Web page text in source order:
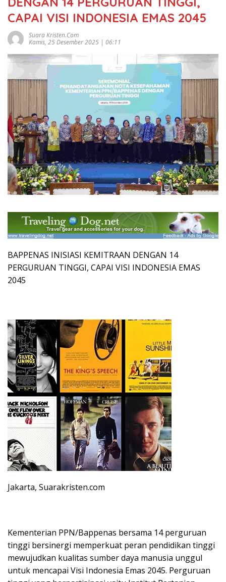
CAPAI VISI INDONESIA EMAS 2045
Suara Kristen.com
Kamis, 25 Desember 2025 | 06:11
BAPPENAS INISIASI KEMITRAAN DENGAN 14
PERGURUAN TINGGI, CAPAI VISI INDONESIA EMAS
2045
Jakarta, Suarakristen.com
Kementerian PPN/Bappenas bersama 14 perguruan
tinggi bersinergi memperkuat peran pendidikan tinggi
mewujudkan kualitas sumber daya manusia unggul
untuk mencapai Visi Indonesia Emas 2045. Perguruan